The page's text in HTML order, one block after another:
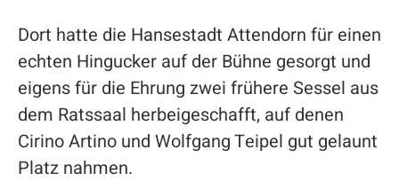
Dort hatte die Hansestadt Attendorn für einen
echten Hingucker auf der Bühne gesorgt und
eigens für die Ehrung zwei frühere Sessel aus
dem Ratssaal herbeigeschafft, auf denen
Cirino Artino und Wolfgang Teipel gut gelaunt
Platz nahmen.